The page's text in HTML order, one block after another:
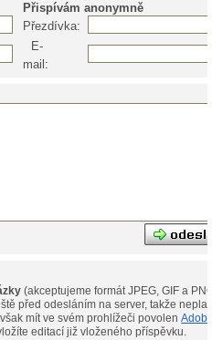
Přispívám anonymně
Přezdívka:
E-
mail:
(akceptujeme formát JPEG, GIF a
před odesláním na server, takže
omezení. Musíte však mít ve svém prohlížeči povolen
editací již vloženého příspěvku.